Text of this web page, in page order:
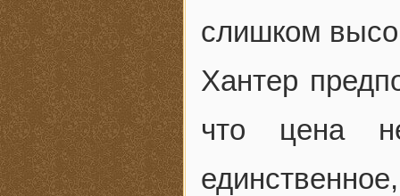
слишком
Хантер
что цена